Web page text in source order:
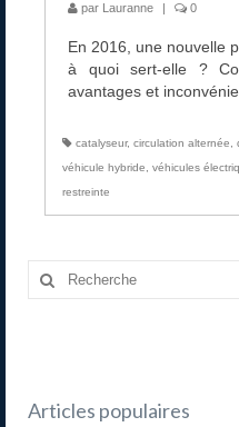
par Lauranne | 0
En 2016, une nouvelle
à quoi sert-elle ?
avantages et
catalyseur, circulation alternée
véhicule hybride
véhicules
restreinte
Articles populaires